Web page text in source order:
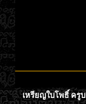
เหรียญใบโพธิ์ ครู